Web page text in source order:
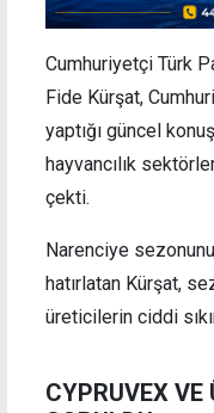
Cumhuriyetçi Türk
Fide Kürşat,
yaptığı güncel
hayvancılık
çekti.
Narenciye
hatırlatan Kürşat,
üreticilerin ciddi
CYPRUVEX VE